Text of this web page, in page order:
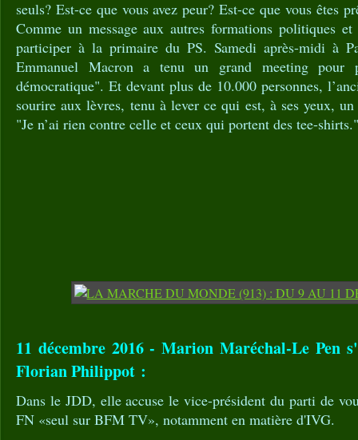
seuls? Est-ce que vous avez peur? Est-ce que vous êtes
Comme un message aux autres formations politiques
participer à la primaire du PS. Samedi après-midi à
Emmanuel Macron a tenu un grand meeting pour
démocratique". Et devant plus de 10.000 personnes,
sourire aux lèvres, tenu à lever ce qui est, à ses yeux,
"Je n’ai rien contre celle et ceux qui portent des tee-shirts."
11 décembre 2016 - Marion Maréchal-Le Pen
Florian Philippot :
Dans le JDD, elle accuse le vice-président du parti de
FN «seul sur BFM TV», notamment en matière d'IVG.